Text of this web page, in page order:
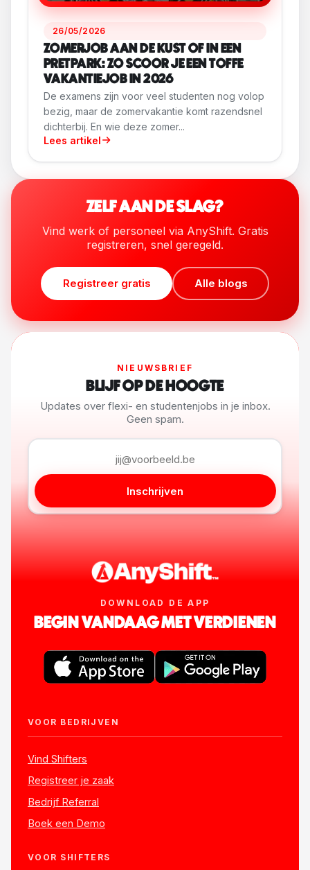
26/05/2026
ZOMERJOB AAN DE KUST OF IN EEN
PRETPARK: ZO SCOOR JE EEN TOFFE
VAKANTIEJOB IN 2026
De examens zijn voor veel studenten nog volop
bezig, maar de zomervakantie komt razendsnel
dichterbij. En wie deze zomer...
Lees artikel
ZELF AAN DE SLAG?
Vind werk of personeel via AnyShift. Gratis
registreren, snel geregeld.
Registreer gratis Alle blogs
NIEUWSBRIEF
BLIJF OP DE HOOGTE
Updates over flexi- en studentenjobs in je inbox.
Geen spam.
Inschrijven
DOWNLOAD DE APP
BEGIN VANDAAG MET VERDIENEN
VOOR BEDRIJVEN
Vind Shifters
Registreer je zaak
Bedrijf Referral
Boek een Demo
VOOR SHIFTERS